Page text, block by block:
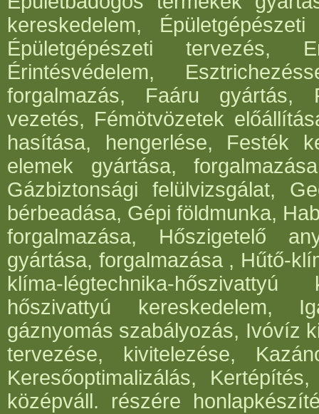
kereskedelem,
Épületgépészeti tervezés,
Érintésvédelem,
forgalmazás, Faáru gyártás,
vezetés, Fémötvözetek
hasítása, hengerlése, Festék
elemek gyártása,
Gázbiztonsági felülvizsgálat,
bérbeadása, Gépi földmunka,
forgalmazása, Hőszigetelő
gyártása, forgalmazása , Hűtő-
klíma-légtechnika-hőszivattyú
hőszivattyú kereskedelem,
gáznyomás szabályozás, Ivóvíz
tervezése, kivitelezése,
Keresőoptimalizálás,
középváll. részére